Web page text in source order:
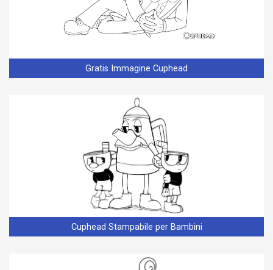
Gratis Immagine Cuphead
Cuphead Stampabile per Bambini